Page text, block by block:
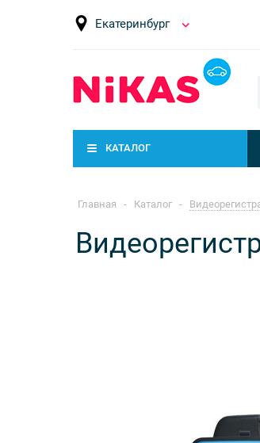
Екатеринбург
КАТАЛОГ
Главная - Каталог -